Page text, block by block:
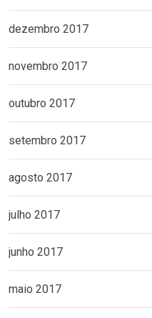
dezembro 2017
novembro 2017
outubro 2017
setembro 2017
agosto 2017
julho 2017
junho 2017
maio 2017